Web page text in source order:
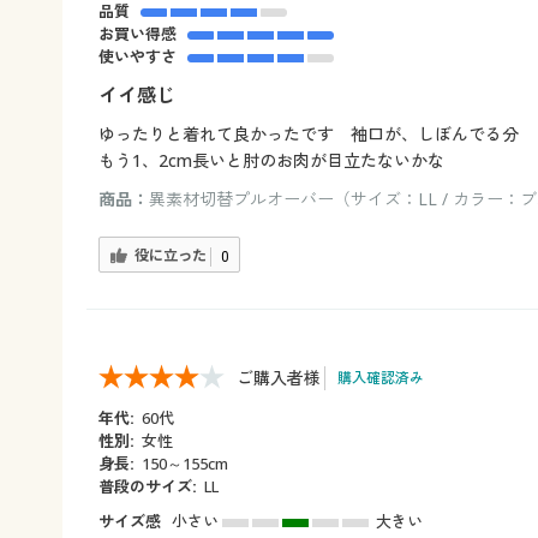
品質
お買い得感
使いやすさ
イイ感じ
ゆったりと着れて良かったです 袖口が、しぼんでる分
もう1、2cm長いと肘のお肉が目立たないかな
商品： 異素材切替プルオーバー（サイズ：LL / カラー：
役に立った 0
ご購入者様 購入確認済み
年代: 60代
性別: 女性
身長: 150～155cm
普段のサイズ: LL
サイズ感 小さい 大きい